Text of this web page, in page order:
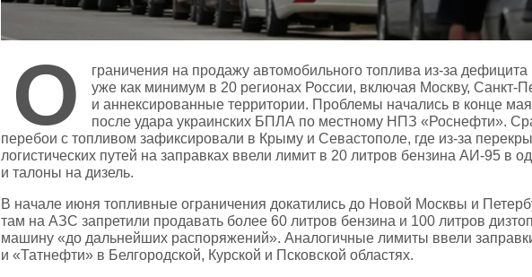
О
граничения на продажу автомобильного топлива из‑за дефицита
уже как минимум в 20 регионах России, включая Москву,
и аннексированные территории. Проблемы начались в конце
после удара украинских БПЛА по местному НПЗ «Роснефти».
перебои с топливом зафиксировали в Крыму и Севастополе, где из‑за
логистических путей на заправках ввели лимит в 20 литров бензина АИ‑95 в
и талоны на дизель.
В начале июня топливные ограничения докатились до Новой Москвы и
там на АЗС запретили продавать более 60 литров бензина и 100 литров
машину «до дальнейших распоряжений». Аналогичные лимиты ввели
и «Татнефти» в Белгородской, Курской и Псковской областях.